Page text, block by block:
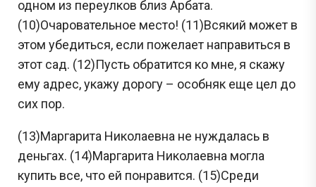
одном из переулков близ Арбата.
(10)Очаровательное место! (11)Всякий может в
этом убедиться, если пожелает направиться в
этот сад. (12)Пусть обратится ко мне, я скажу
ему адрес, укажу дорогу – особняк еще цел до
сих пор.
(13)Маргарита Николаевна не нуждалась в
деньгах. (14)Маргарита Николаевна могла
купить все, что ей понравится. (15)Среди